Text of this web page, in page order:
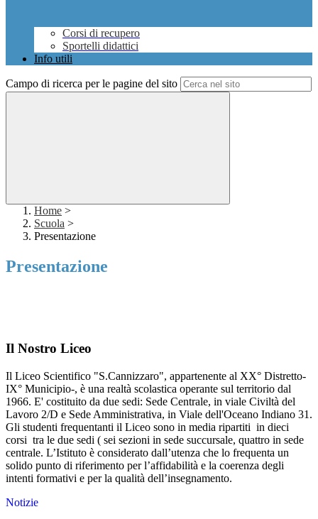
Corsi di recupero
Sportelli didattici
Info utili
Campo di ricerca per le pagine del sito
Home >
Scuola >
Presentazione
Presentazione
Il Nostro Liceo
Il Liceo Scientifico "S.Cannizzaro", appartenente al XX° Distretto-
IX° Municipio-, è una realtà scolastica operante sul territorio dal
1966. E' costituito da due sedi: Sede Centrale, in viale Civiltà del
Lavoro 2/D e Sede Amministrativa, in Viale dell'Oceano Indiano 31.
Gli studenti frequentanti il Liceo sono in media ripartiti in dieci
corsi tra le due sedi ( sei sezioni in sede succursale, quattro in sede
centrale. L’Istituto è considerato dall’utenza che lo frequenta un
solido punto di riferimento per l’affidabilità e la coerenza degli
intenti formativi e per la qualità dell’insegnamento.
Notizie